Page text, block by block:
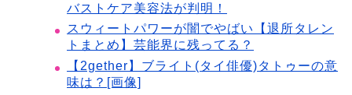
バストケア美容法が判明！
スウィートパワーが闇でやばい【退所タレン
トまとめ】芸能界に残ってる？
【2gether】ブライト(タイ俳優)タトゥーの意
味は？[画像]